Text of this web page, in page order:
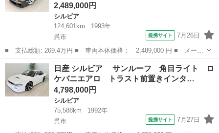
2,489,000円
シルビア
124,601km
1993年
呉市
提携サイト 7月26日
■ 支払総額: 269.4万円 ■ 車両本体価格： 2,489,000 円 ■ メーカ
ー名： 日産 ■ 車種名： シルビア ■ グレード名： Ｑ’ｓ ＷＯ
ＲＫマイスター１８インチアルミ 車高調 フルエアロ 社外ステア
リング...
広島 呉市 シルビア
日産 シルビア サンルーフ 角目ライト ロ
ケバニエアロ トラスト前置きインタ…
4,798,000円
シルビア
75,588km
1992年
呉市
提携サイト 7月27日